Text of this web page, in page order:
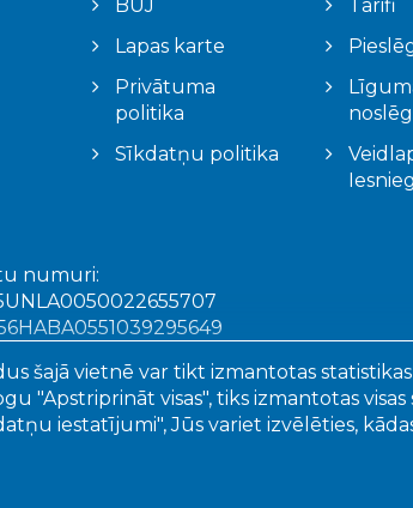
BUJ
Lapas karte
Privātuma
politika
Sīkdatņu politika
Tarifi
numuri:
šajā vietnē var tikt izmantotas
"Apstriprināt visas", tiks izmantotas visas
iestatījumi", Jūs variet izvēlēties,